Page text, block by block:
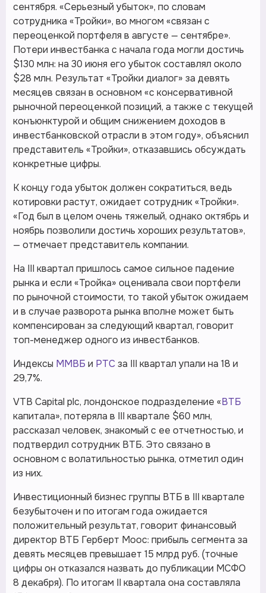
сентября. «Серьезный убыток», по словам
сотрудника «Тройки», во многом «связан с
переоценкой портфеля в августе — сентябре».
Потери инвестбанка с начала года могли достичь
$130 млн: на 30 июня его убыток составлял около
$28 млн. Результат «Тройки диалог» за девять
месяцев связан в основном «с консервативной
рыночной переоценкой позиций, а также с текущей
конъюнктурой и общим снижением доходов в
инвестбанковской отрасли в этом году», объяснил
представитель «Тройки», отказавшись обсуждать
конкретные цифры.
К концу года убыток должен сократиться, ведь
котировки растут, ожидает сотрудник «Тройки».
«Год был в целом очень тяжелый, однако октябрь и
ноябрь позволили достичь хороших результатов»,
— отмечает представитель компании.
На III квартал пришлось самое сильное падение
рынка и если «Тройка» оценивала свои портфели
по рыночной стоимости, то такой убыток ожидаем
и в случае разворота рынка вполне может быть
компенсирован за следующий квартал, говорит
топ-менеджер одного из инвестбанков.
Индексы ММВБ и РТСза III квартал упали на 18 и
29,7%.
VTB Capital plc, лондонское подразделение «ВТБ
капитала», потеряла в III квартале $60 млн,
рассказал человек, знакомый с ее отчетностью, и
подтвердил сотрудник ВТБ. Это связано в
основном с волатильностью рынка, отметил один
из них.
Инвестиционный бизнес группы ВТБ в III квартале
безубыточен и по итогам года ожидается
положительный результат, говорит финансовый
директор ВТБ Герберт Моос: прибыль сегмента за
девять месяцев превышает 15 млрд руб. (точные
цифры он отказался назвать до публикации МСФО
8 декабря). По итогам II квартала она составляла